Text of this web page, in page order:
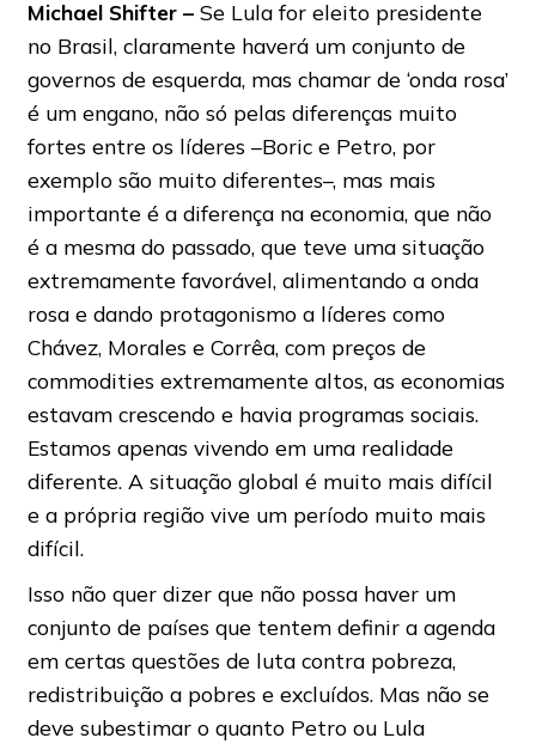
Michael Shifter –Se Lula for eleito presidente
no Brasil, claramente haverá um conjunto de
governos de esquerda, mas chamar de ‘onda rosa’
é um engano, não só pelas diferenças muito
fortes entre os líderes –Boric e Petro, por
exemplo são muito diferentes–, mas mais
importante é a diferença na economia, que não
é a mesma do passado, que teve uma situação
extremamente favorável, alimentando a onda
rosa e dando protagonismo a líderes como
Chávez, Morales e Corrêa, com preços de
commodities extremamente altos, as economias
estavam crescendo e havia programas sociais.
Estamos apenas vivendo em uma realidade
diferente. A situação global é muito mais difícil
e a própria região vive um período muito mais
difícil.
Isso não quer dizer que não possa haver um
conjunto de países que tentem definir a agenda
em certas questões de luta contra pobreza,
redistribuição a pobres e excluídos. Mas não se
deve subestimar o quanto Petro ou Lula